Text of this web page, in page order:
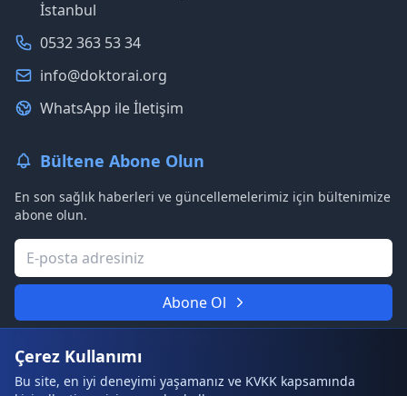
İstanbul
0532 363 53 34
info@doktorai.org
WhatsApp ile İletişim
Bültene Abone Olun
En son sağlık haberleri ve güncellemelerimiz için bültenimize
abone olun.
Abone Ol
Çerez Kullanımı
Bu site, en iyi deneyimi yaşamanız ve KVKK kapsamında